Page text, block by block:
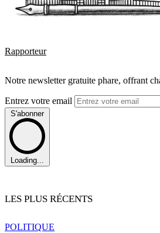
Rapporteur
Notre newsletter gratuite phare, offrant
Entrez votre email
S'abonner
Loading...
LES PLUS RÉCENTS
POLITIQUE